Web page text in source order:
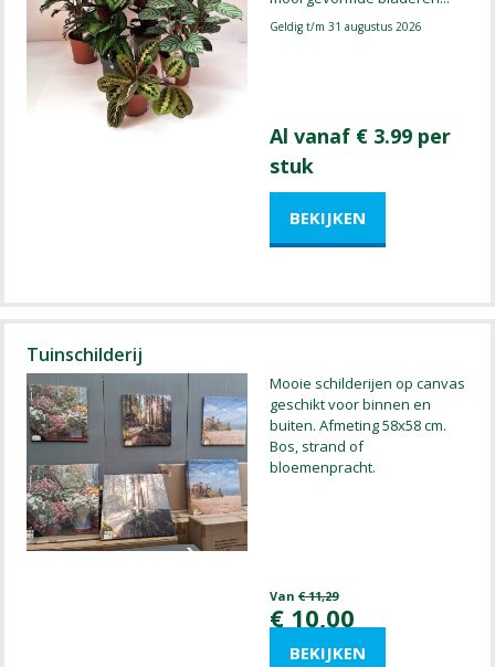
Geldig t/m 31 augustus 2026
Al vanaf € 3.99 per
stuk
Tuinschilderij
Mooie schilderijen op canvas
geschikt voor binnen en
buiten. Afmeting 58x58 cm.
Bos, strand of
bloemenpracht.
Van € 11,29
€ 10,00